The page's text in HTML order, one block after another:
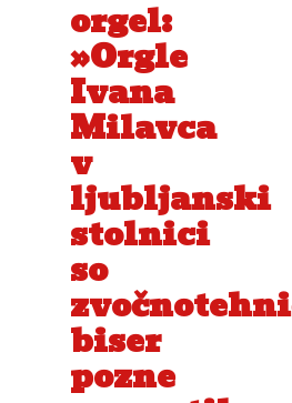
orgel:
»Orgle
Ivana
Milavca
v
ljubljanski
stolnici
so
biser
pozne